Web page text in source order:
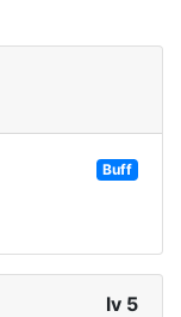
Buff
lv 5